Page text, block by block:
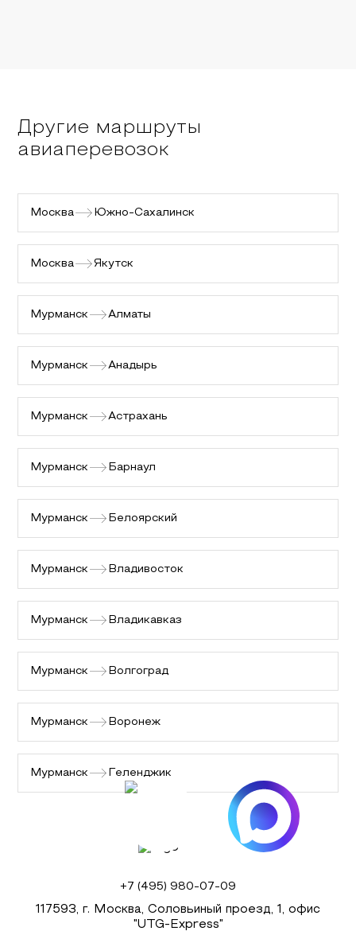
Другие маршруты
авиаперевозок
Москва Южно-Сахалинск
Москва Якутск
Мурманск Алматы
Мурманск Анадырь
Мурманск Астрахань
Мурманск Барнаул
Мурманск Белоярский
Мурманск Владивосток
Мурманск Владикавказ
Мурманск Волгоград
Мурманск Воронеж
Мурманск Геленджик
+7 (495) 980-07-09
117593, г. Москва, Соловьиный проезд, 1, офис
"UTG-Express"